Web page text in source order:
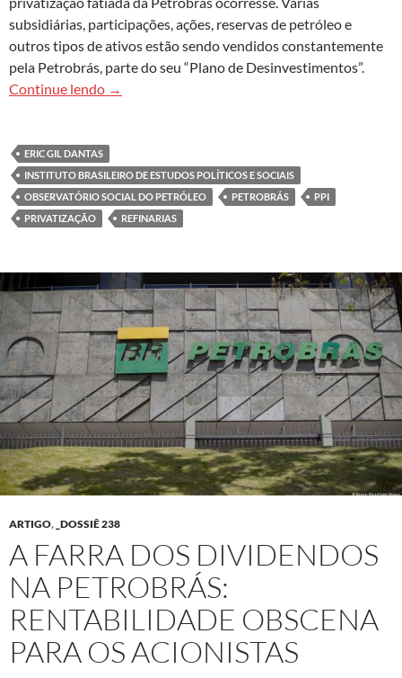
subsidiárias, participações, ações, reservas de petróleo e
outros tipos de ativos estão sendo vendidos constantemente
pela Petrobrás, parte do seu “Plano de Desinvestimentos”.
Continue lendo A privatização fatiada da Petrobrás:
→
ERIC GIL DANTAS
INSTITUTO BRASILEIRO DE ESTUDOS POLÍTICOS E SOCIAIS
OBSERVATÓRIO SOCIAL DO PETRÓLEO
PETROBRÁS
PPI
PRIVATIZAÇÃO
REFINARIAS
ARTIGO, _DOSSIÊ 238
A FARRA DOS DIVIDENDOS
NA PETROBRÁS:
RENTABILIDADE OBSCENA
PARA OS ACIONISTAS